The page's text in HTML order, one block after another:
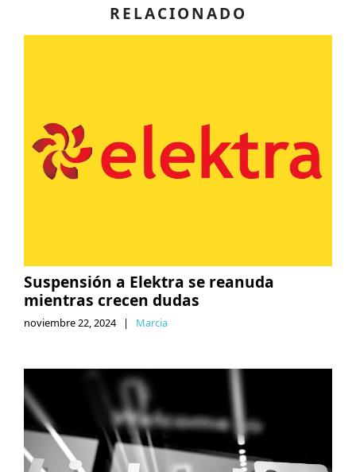
RELACIONADO
Suspensión a Elektra se reanuda
mientras crecen dudas
noviembre 22, 2024 | Marcia